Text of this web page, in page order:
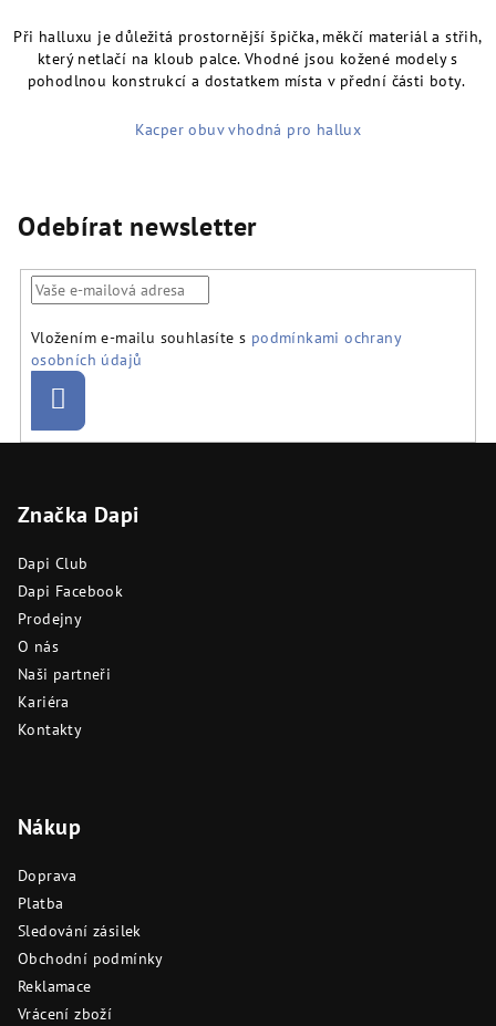
Při halluxu je důležitá prostornější špička, měkčí materiál a střih,
který netlačí na kloub palce. Vhodné jsou kožené modely s
pohodlnou konstrukcí a dostatkem místa v přední části boty.
Kacper obuv vhodná pro hallux
Odebírat newsletter
Vložením e-mailu souhlasíte s podmínkami ochrany
osobních údajů
Značka Dapi
Dapi Club
Dapi Facebook
Prodejny
O nás
Naši partneři
Kariéra
Kontakty
Nákup
Doprava
Platba
Sledování zásilek
Obchodní podmínky
Reklamace
Vrácení zboží